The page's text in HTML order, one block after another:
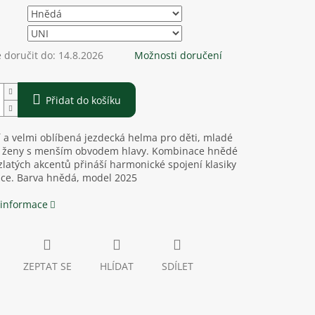
doručit do: 14.8.2026 Možnosti doručení
Přidat do košíku
a velmi oblíbená jezdecká helma pro děti, mladé
ženy s menším obvodem hlavy. Kombinace hnědé
akcentů přináší harmonické spojení klasiky
Barva hnědá, model 2025
ZEPTAT SE HLÍDAT SDÍLET